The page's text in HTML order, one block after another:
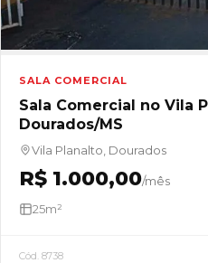
SALA COMERCIAL
Sala Comercial no Vila
Dourados/MS
Vila Planalto, Dourados
R$ 1.000,00/mês
25m²
Cód. 8738